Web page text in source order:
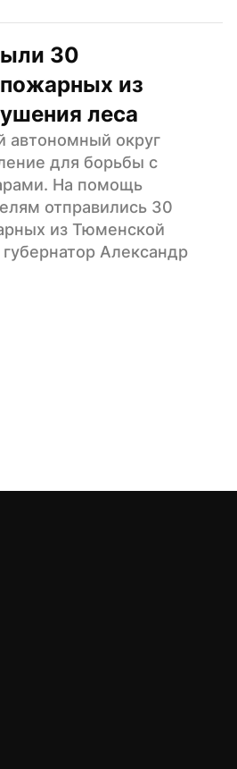
30
из
леса
автономный округ
для борьбы с
На помощь
отправились 30
из Тюменской
Александр